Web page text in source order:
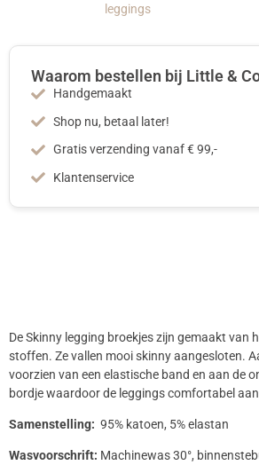
leggings
Waarom bestellen bij Little &
Handgemaakt
Shop nu, betaal later!
Gratis verzending vanaf € 99,-
Klantenservice
De Skinny legging broekjes zijn gemaakt van
stoffen. Ze vallen mooi skinny aangesloten.
voorzien van een elastische band en aan de
bordje waardoor de leggings comfortabel
Samenstelling: 95% katoen, 5% elastan
Wasvoorschrift: Machinewas 30°,